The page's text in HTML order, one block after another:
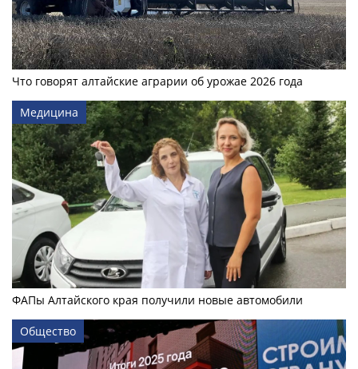
Что говорят алтайские аграрии об урожае 2026 года
Медицина
ФАПы Алтайского края получили новые автомобили
Общество